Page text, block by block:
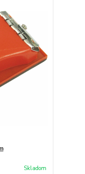
Skladom